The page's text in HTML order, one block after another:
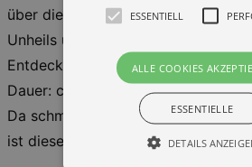
über diese Wesen, Glücksbringer
Unheils und deren besondere
Entdeckungstour durch den
Dauer: ca. 1,5 Stunden – Bitte warm
Da schmale Aufgänge und
ist diese Führung leider nicht
ESSENTIELL
ALLE COOKIES
ESSENTIELLE
DETAILS